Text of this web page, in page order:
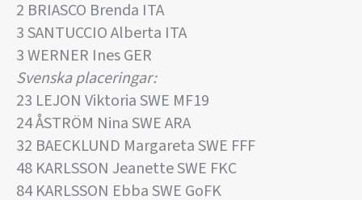
2 BRIASCO Brenda ITA
3 SANTUCCIO Alberta ITA
3 WERNER Ines GER
Svenska placeringar:
23 LEJON Viktoria SWE MF19
24 ÅSTRÖM Nina SWE ARA
32 BAECKLUND Margareta SWE FFF
48 KARLSSON Jeanette SWE FKC
84 KARLSSON Ebba SWE GoFK